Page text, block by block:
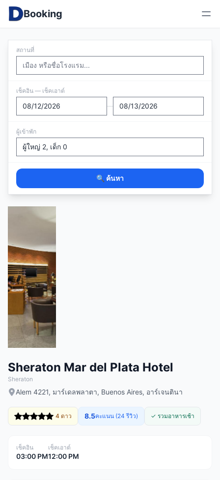
Booking
สถานที่
เช็คอิน — เช็คเอาต์
—
ผู้เข้าพัก
🔍 ค้นหา
Sheraton Mar del Plata Hotel
Sheraton
Alem 4221, มาร์เดลพลาตา, Buenos Aires, อาร์เจนตินา
4 ดาว 8.5คะแนน (24 รีวิว) ✓ รวมอาหารเช้า
เช็คอิน
03:00 PM
เช็คเอาต์
12:00 PM